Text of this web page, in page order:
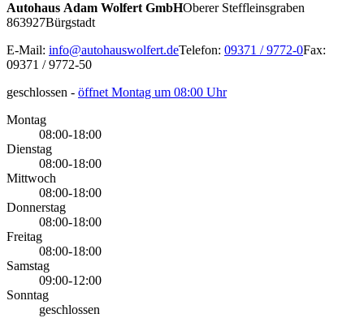
Autohaus Adam Wolfert GmbHOberer Steffleinsgraben
863927Bürgstadt
E-Mail: info@autohauswolfert.deTelefon: 09371 / 9772-0Fax:
09371 / 9772-50
geschlossen - öffnet Montag um 08:00 Uhr
Montag
08:00-18:00
Dienstag
08:00-18:00
Mittwoch
08:00-18:00
Donnerstag
08:00-18:00
Freitag
08:00-18:00
Samstag
09:00-12:00
Sonntag
geschlossen